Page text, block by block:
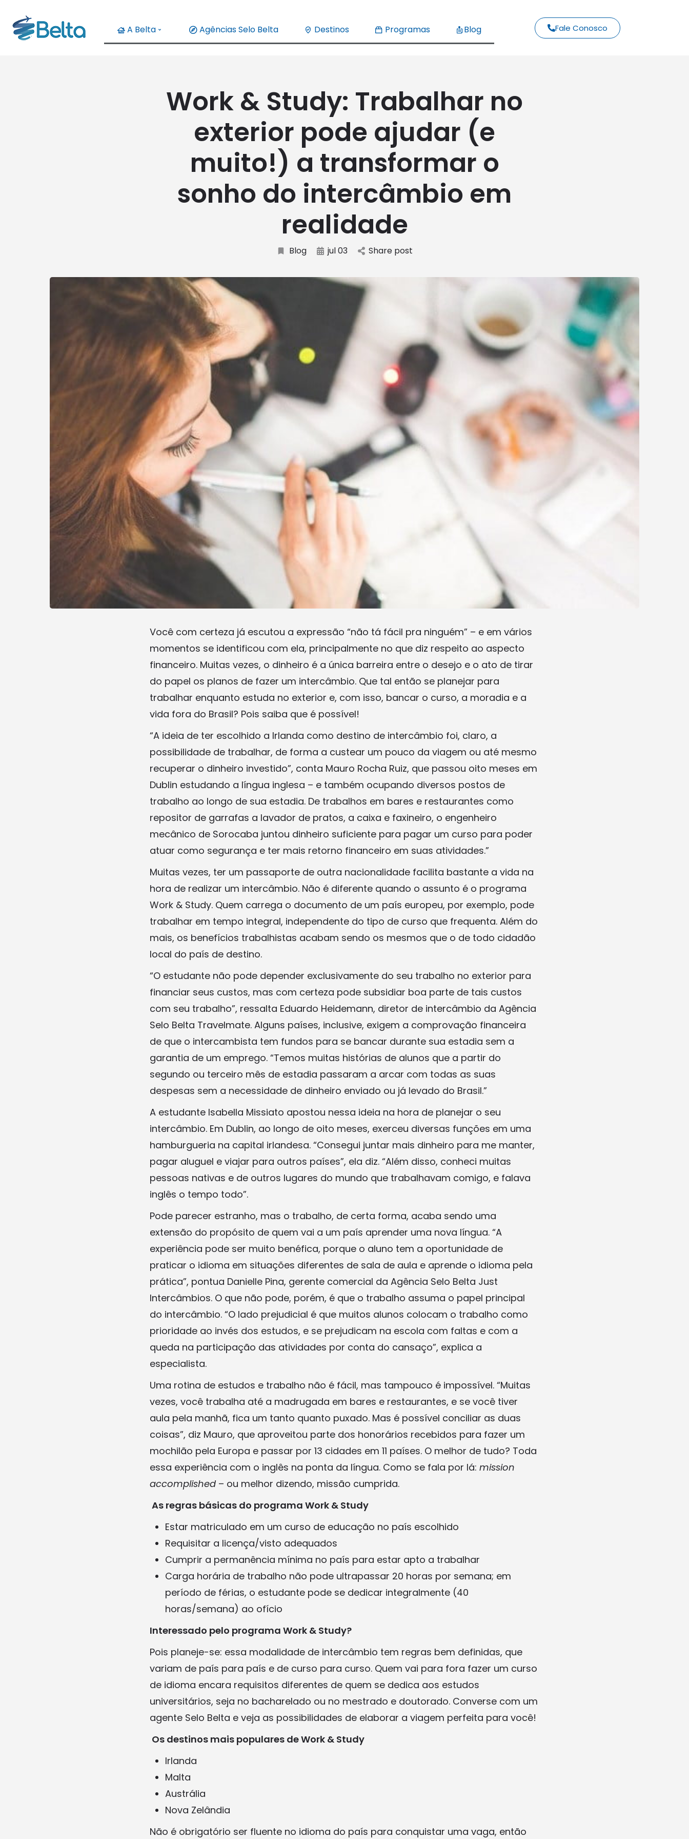
A Belta Agências Selo Belta Destinos Programas Blog Fale Conosco
Work & Study: Trabalhar no
exterior pode ajudar (e
muito!) a transformar o
sonho do intercâmbio em
realidade
Blog jul 03 Share post
Você com certeza já escutou a expressão “não tá fácil pra ninguém” – e em vários
momentos se identificou com ela, principalmente no que diz respeito ao aspecto
financeiro. Muitas vezes, o dinheiro é a única barreira entre o desejo e o ato de tirar
do papel os planos de fazer um intercâmbio. Que tal então se planejar para
trabalhar enquanto estuda no exterior e, com isso, bancar o curso, a moradia e a
vida fora do Brasil? Pois saiba que é possível!
“A ideia de ter escolhido a Irlanda como destino de intercâmbio foi, claro, a
possibilidade de trabalhar, de forma a custear um pouco da viagem ou até mesmo
recuperar o dinheiro investido”, conta Mauro Rocha Ruiz, que passou oito meses em
Dublin estudando a língua inglesa – e também ocupando diversos postos de
trabalho ao longo de sua estadia. De trabalhos em bares e restaurantes como
repositor de garrafas a lavador de pratos, a caixa e faxineiro, o engenheiro
mecânico de Sorocaba juntou dinheiro suficiente para pagar um curso para poder
atuar como segurança e ter mais retorno financeiro em suas atividades.”
Muitas vezes, ter um passaporte de outra nacionalidade facilita bastante a vida na
hora de realizar um intercâmbio. Não é diferente quando o assunto é o programa
Work & Study. Quem carrega o documento de um país europeu, por exemplo, pode
trabalhar em tempo integral, independente do tipo de curso que frequenta. Além do
mais, os benefícios trabalhistas acabam sendo os mesmos que o de todo cidadão
local do país de destino.
“O estudante não pode depender exclusivamente do seu trabalho no exterior para
financiar seus custos, mas com certeza pode subsidiar boa parte de tais custos
com seu trabalho”, ressalta Eduardo Heidemann, diretor de intercâmbio da Agência
Selo Belta Travelmate. Alguns países, inclusive, exigem a comprovação financeira
de que o intercambista tem fundos para se bancar durante sua estadia sem a
garantia de um emprego. “Temos muitas histórias de alunos que a partir do
segundo ou terceiro mês de estadia passaram a arcar com todas as suas
despesas sem a necessidade de dinheiro enviado ou já levado do Brasil.”
A estudante Isabella Missiato apostou nessa ideia na hora de planejar o seu
intercâmbio. Em Dublin, ao longo de oito meses, exerceu diversas funções em uma
hamburgueria na capital irlandesa. “Consegui juntar mais dinheiro para me manter,
pagar aluguel e viajar para outros países”, ela diz. “Além disso, conheci muitas
pessoas nativas e de outros lugares do mundo que trabalhavam comigo, e falava
inglês o tempo todo”.
Pode parecer estranho, mas o trabalho, de certa forma, acaba sendo uma
extensão do propósito de quem vai a um país aprender uma nova língua. “A
experiência pode ser muito benéfica, porque o aluno tem a oportunidade de
praticar o idioma em situações diferentes de sala de aula e aprende o idioma pela
prática”, pontua Danielle Pina, gerente comercial da Agência Selo Belta Just
Intercâmbios. O que não pode, porém, é que o trabalho assuma o papel principal
do intercâmbio. “O lado prejudicial é que muitos alunos colocam o trabalho como
prioridade ao invés dos estudos, e se prejudicam na escola com faltas e com a
queda na participação das atividades por conta do cansaço”, explica a
especialista.
Uma rotina de estudos e trabalho não é fácil, mas tampouco é impossível. “Muitas
vezes, você trabalha até a madrugada em bares e restaurantes, e se você tiver
aula pela manhã, fica um tanto quanto puxado. Mas é possível conciliar as duas
coisas”, diz Mauro, que aproveitou parte dos honorários recebidos para fazer um
mochilão pela Europa e passar por 13 cidades em 11 países. O melhor de tudo? Toda
essa experiência com o inglês na ponta da língua. Como se fala por lá: mission
accomplished– ou melhor dizendo, missão cumprida.
As regras básicas do programa Work & Study
Estar matriculado em um curso de educação no país escolhido
Requisitar a licença/visto adequados
Cumprir a permanência mínima no país para estar apto a trabalhar
Carga horária de trabalho não pode ultrapassar 20 horas por semana; em
período de férias, o estudante pode se dedicar integralmente (40
horas/semana) ao ofício
Interessado pelo programa Work & Study?
Pois planeje-se: essa modalidade de intercâmbio tem regras bem definidas, que
variam de país para país e de curso para curso. Quem vai para fora fazer um curso
de idioma encara requisitos diferentes de quem se dedica aos estudos
universitários, seja no bacharelado ou no mestrado e doutorado. Converse com um
agente Selo Belta e veja as possibilidades de elaborar a viagem perfeita para você!
Os destinos mais populares de Work & Study
Irlanda
Malta
Austrália
Nova Zelândia
Não é obrigatório ser fluente no idioma do país para conquistar uma vaga, então